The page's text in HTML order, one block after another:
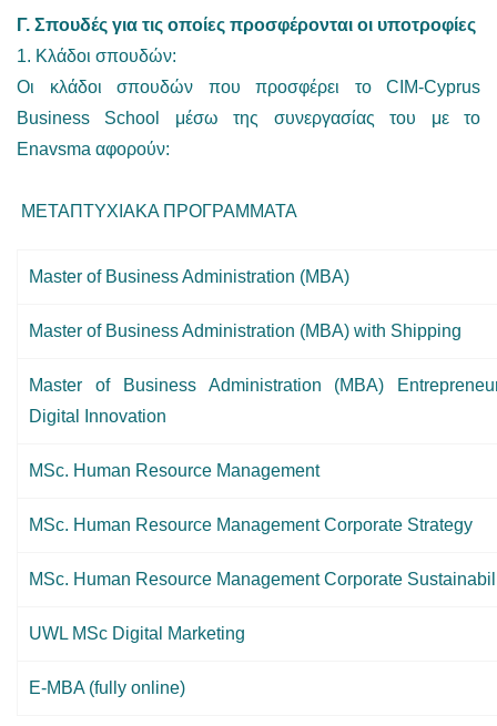
Γ. Σπουδές για τις οποίες προσφέρονται οι υποτροφίες
1. Κλάδοι σπουδών:
Οι κλάδοι σπουδών που προσφέρει το CIM-Cyprus
Business School μέσω της συνεργασίας του με το
Enavsma αφορούν:
ΜΕΤΑΠΤΥΧΙΑΚΑ ΠΡΟΓΡΑΜΜΑΤΑ
Master of Business Administration (MBA)
Master of Business Administration (MBA) with Shipping
Master of Business Administration (MBA)
Digital Innovation
MSc. Human Resource Management
MSc. Human Resource Management Corporate Strategy
MSc. Human Resource Management Corporate
UWL MSc Digital Marketing
E-MBA (fully online)